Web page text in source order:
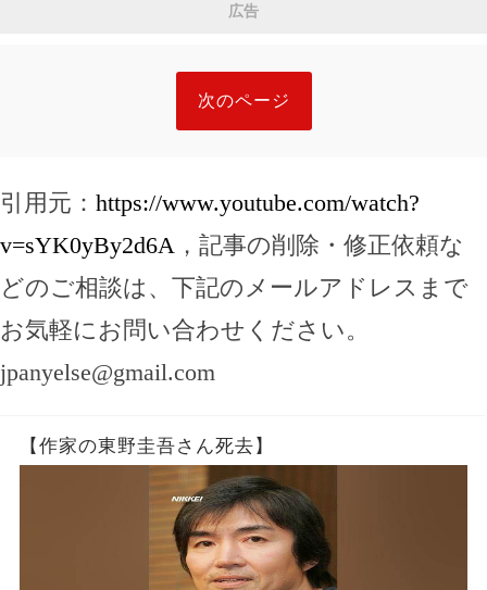
広告
次のページ
引用元： https://www.youtube.com/watch?
v=sYK0yBy2d6A ，記事の削除・修正依頼な
どのご相談は、下記のメールアドレスまで
お気軽にお問い合わせください。
jpanyelse@gmail.com
【作家の東野圭吾さん死去】